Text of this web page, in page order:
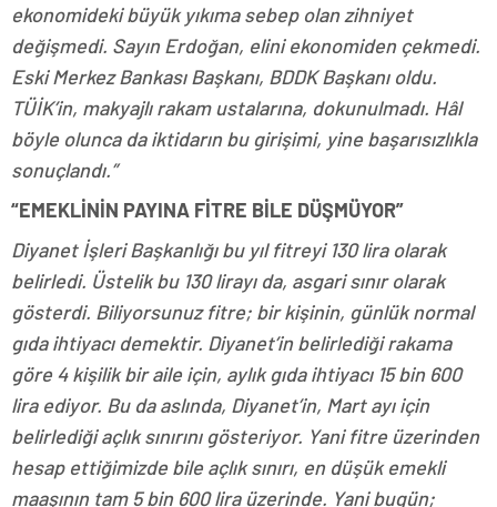
ekonomideki büyük yıkıma sebep olan zihniyet
değişmedi. Sayın Erdoğan, elini ekonomiden çekmedi.
Eski Merkez Bankası Başkanı, BDDK Başkanı oldu.
TÜİK’in, makyajlı rakam ustalarına, dokunulmadı. Hâl
böyle olunca da iktidarın bu girişimi, yine başarısızlıkla
sonuçlandı.”
“EMEKLİNİN PAYINA FİTRE BİLE DÜŞMÜYOR”
Diyanet İşleri Başkanlığı bu yıl fitreyi 130 lira olarak
belirledi. Üstelik bu 130 lirayı da, asgari sınır olarak
gösterdi. Biliyorsunuz fitre; bir kişinin, günlük normal
gıda ihtiyacı demektir. Diyanet’in belirlediği rakama
göre 4 kişilik bir aile için, aylık gıda ihtiyacı 15 bin 600
lira ediyor. Bu da aslında, Diyanet’in, Mart ayı için
belirlediği açlık sınırını gösteriyor. Yani fitre üzerinden
hesap ettiğimizde bile açlık sınırı, en düşük emekli
maaşının tam 5 bin 600 lira üzerinde. Yani bugün;